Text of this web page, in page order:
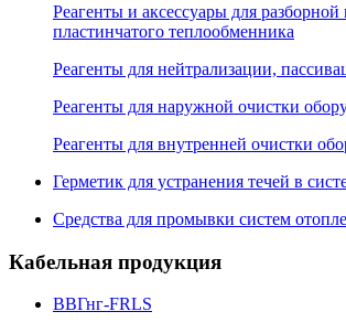
Реагенты и аксессуары для
пластинчатого теплообменника
Реагенты для нейтрализации,
Реагенты для наружной очистки
Реагенты для внутренней очистки
Герметик для устранения течей в
Средства для промывки систем
Кабельная продукция
ВВГнг-FRLS